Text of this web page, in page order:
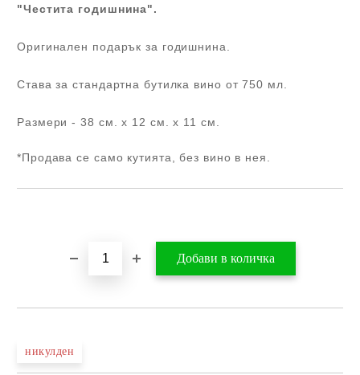
"Честита годишнина".
Оригинален подарък за годишнина.
Става за стандартна бутилка вино от 750 мл.
Размери - 38 см. х 12 см. х 11 см.
*Продава се само кутията, без вино в нея.
никулден